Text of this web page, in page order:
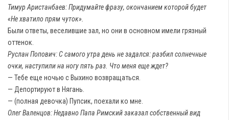
Тимур Аристанбаев: Придумайте фразу, окончанием которой будет
«Не хватило прям чуток».
Были ответы, веселившие зал, но они в основном имели грязный
оттенок.
Руслан Попович: С самого утра день не задался: разбил солнечные
очки, наступили на ногу пять раз. Что меня еще ждет?
— Тебе еще ночью с Выхино возвращаться.
— Депортируют в Нягань.
— (полная девочка) Пупсик, поехали ко мне.
Олег Валенцов: Недавно Папа Римский заказал собственный вид